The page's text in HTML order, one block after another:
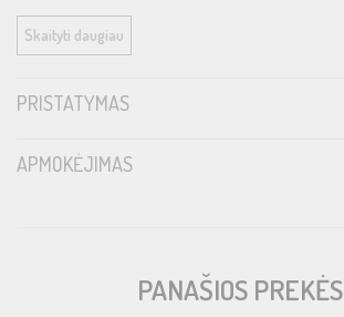
Power supply
Technical Specifications
Speed
Drive principle Belt drive
Skaityti daugiau
PRISTATYMAS
APMOKĖJIMAS
PANAŠIOS PREKĖS